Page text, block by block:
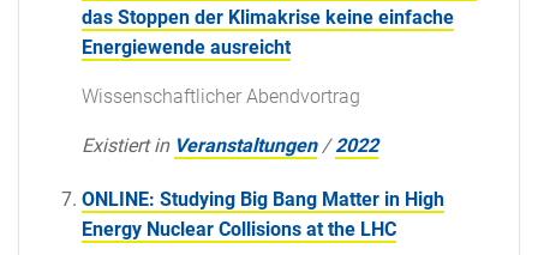
das Stoppen der Klimakrise keine einfache
Energiewende ausreicht
Wissenschaftlicher Abendvortrag
Existiert in Veranstaltungen /2022
ONLINE: Studying Big Bang Matter in High
Energy Nuclear Collisions at the LHC